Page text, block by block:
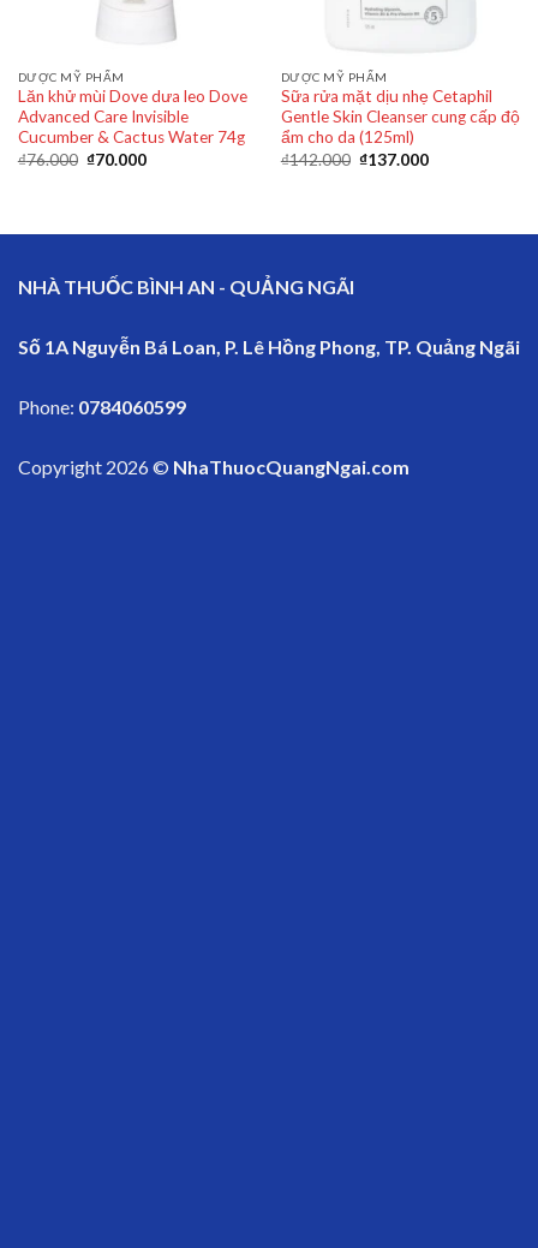
DƯỢC MỸ PHẨM
Lăn khử mùi Dove dưa leo Dove
Advanced Care Invisible
Cucumber & Cactus Water 74g
₫76.000 ₫70.000
DƯỢC MỸ PHẨM
Sữa rửa mặt dịu nhẹ Cetaphil
Gentle Skin Cleanser cung cấp độ
ẩm cho da (125ml)
₫142.000 ₫137.000
NHÀ THUỐC BÌNH AN - QUẢNG NGÃI
Số 1A Nguyễn Bá Loan, P. Lê Hồng Phong, TP. Quảng Ngãi
Phone: 0784060599
Copyright 2026 © NhaThuocQuangNgai.com